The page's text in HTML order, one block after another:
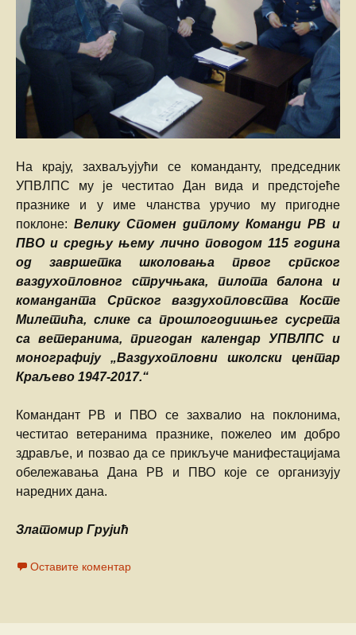
На крају, захваљујући се команданту, председник
УПВЛПС му је честитао Дан вида и предстојеће
празнике и у име чланства уручио му пригодне
поклоне: Велику Спомен диплому Команди РВ и
ПВО и средњу њему лично поводом 115 година
од завршетка школовања првог српског
ваздухопловног стручњака, пилота балона и
команданта Српског ваздухопловства Косте
Милетића, слике са прошлогодишњег сусрета
са ветеранима, пригодан календар УПВЛПС и
монографију „Ваздухопловни школски центар
Краљево 1947-2017.“
Командант РВ и ПВО се захвалио на поклонима,
честитао ветеранима празнике, пожелео им добро
здравље, и позвао да се прикључе манифестацијама
обележавања Дана РВ и ПВО које се организују
наредних дана.
Златомир Грујић
Оставите коментар